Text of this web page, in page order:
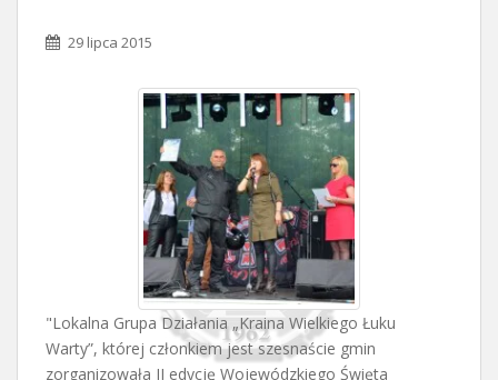
29 lipca 2015
"Lokalna Grupa Działania „Kraina Wielkiego Łuku
Warty”, której członkiem jest szesnaście gmin
zorganizowała II edycję Wojewódzkiego Święta